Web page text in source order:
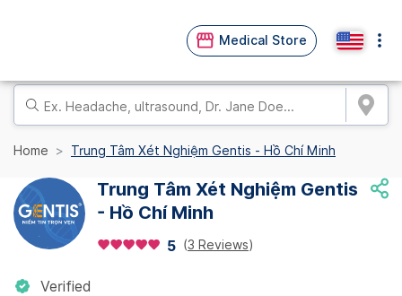
Medical Store
Home Trung Tâm Xét Nghiệm Gentis - Hồ Chí Minh
Trung Tâm Xét Nghiệm Gentis
- Hồ Chí Minh
5 (3 Reviews)
Verified